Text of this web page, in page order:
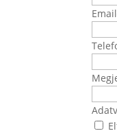
Email